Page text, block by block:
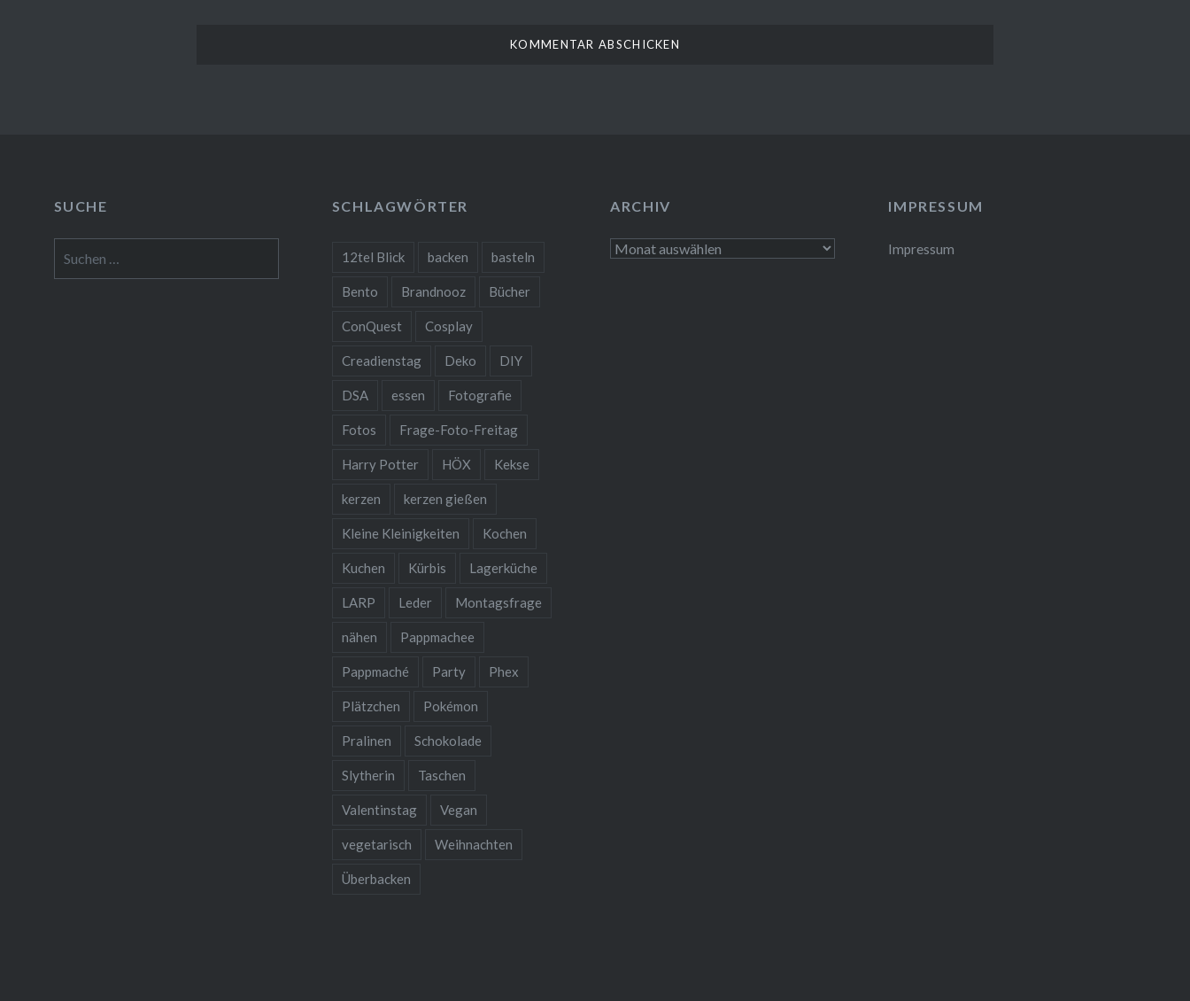
SUCHE SCHLAGWÖRTER
12tel Blick backen basteln
Bento Brandnooz Bücher
ConQuest Cosplay
Creadienstag Deko DIY
DSA essen Fotografie
Fotos Frage-Foto-Freitag
Harry Potter HÖX Kekse
kerzen kerzen gießen
Kleine Kleinigkeiten Kochen
Kuchen Kürbis Lagerküche
LARP Leder Montagsfrage
nähen Pappmachee
Pappmaché Party Phex
Plätzchen Pokémon
Pralinen Schokolade
Slytherin Taschen
Valentinstag Vegan
vegetarisch Weihnachten
Überbacken
ARCHIV
Archiv
IMPRESSUM
Impressum